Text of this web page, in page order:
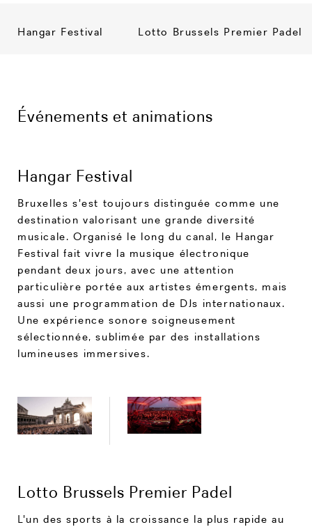
Hangar Festival Lotto Brussels Premier Padel
Événements et animations
Hangar Festival
Bruxelles s'est toujours distinguée comme une
destination valorisant une grande diversité
musicale. Organisé le long du canal, le Hangar
Festival fait vivre la musique électronique
pendant deux jours, avec une attention
particulière portée aux artistes émergents, mais
aussi une programmation de DJs internationaux.
Une expérience sonore soigneusement
sélectionnée, sublimée par des installations
lumineuses immersives.
Lotto Brussels Premier Padel
L'un des sports à la croissance la plus rapide au